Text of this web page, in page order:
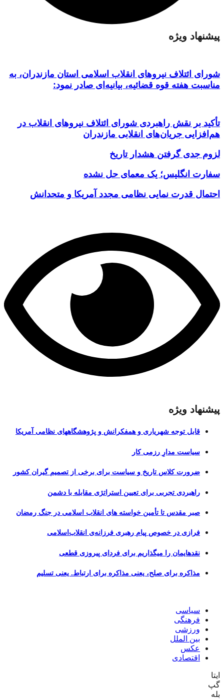
پیشنهاد ویژه
شورای ائتلاف نیروهای انقلاب اسلامی استان مازندران، به
مناسبت هفته قوه قضائیه، بیانیه‌ای صادر نمود:
تأکید بر نقش راهبردی شورای ائتلاف نیروهای انقلاب در
هم‌افزایی جریان‌های انقلابی مازندران
لزوم جدی گرفتن هشدار تاریخ
سفارت انگلیس؛ یک معمای حل نشده
احتمال قدرت نمایی نظامی مجدد آمریکا و متحدانش
پیشنهاد ویژه
قابل توجه شهریاری و همفکرانش و پژوهشگاههای نظامی آمریکا
سیاست مدارِ رزمی کار
ضرورت کلاس تاریخ و سیاست برای برخی از تصمیم گیران کشور
راهبردی تجربی برای تعیین استراتژی مقابله با دشمن
صبر مقدس تا تأمین خواسته های انقلاب اسلامی در جنگ رمضان
فرازی در خصوص پیام رهبری فرزانه‌ی انقلاب‌اسلامی
نقدهایمان را میگذاریم برای فردای پیروزی قطعی
مذاکره برای صلح، یعنی مذاکره برای ارتباط. یعنی تسلیم
سیاسی
فرهنگی
ورزشی
بین الملل
عکس
اقتصادی
ایتا
گپ
بله